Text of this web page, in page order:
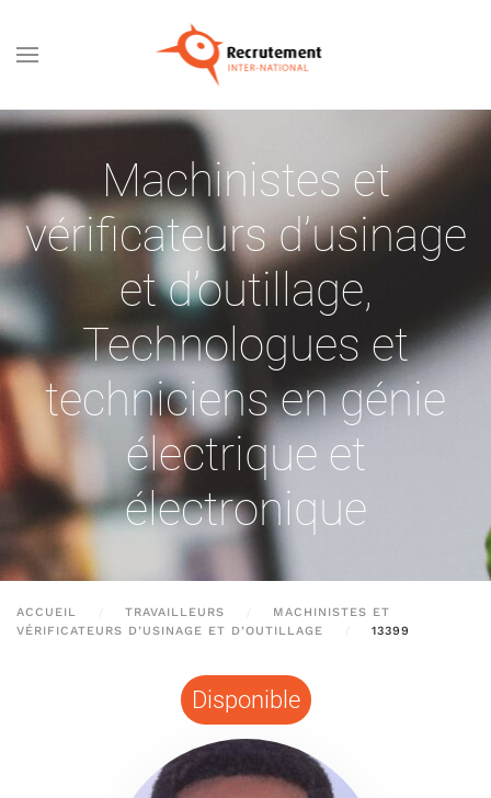
Passer au contenu principal
Machinistes et
vérificateurs d’usinage
et d’outillage,
Technologues et
techniciens en génie
électrique et
électronique
ACCUEIL TRAVAILLEURS
MACHINISTES ET
VÉRIFICATEURS D’USINAGE ET D’OUTILLAGE
13399
Disponible